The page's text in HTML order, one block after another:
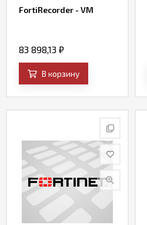
FortiRecorder - VM
83 898,13 ₽
В корзину